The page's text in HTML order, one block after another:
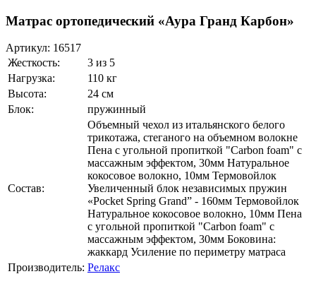
Матрас ортопедический «Аура Гранд Карбон»
Артикул: 16517
Жесткость:
3 из 5
Нагрузка:
110 кг
Высота:
24 см
Блок:
пружинный
Состав:
Объемный чехол из итальянского белого
трикотажа, стеганого на объемном волокне
Пена с угольной пропиткой "Carbon foam" с
массажным эффектом, 30мм Натуральное
кокосовое волокно, 10мм Термовойлок
Увеличенный блок независимых пружин
«Pocket Spring Grand” - 160мм Термовойлок
Натуральное кокосовое волокно, 10мм Пена
с угольной пропиткой "Carbon foam" с
массажным эффектом, 30мм Боковина:
жаккард Усиление по периметру матраса
Производитель: Релакс